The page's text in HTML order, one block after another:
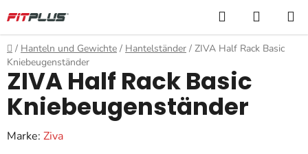
Inhalt
springen
Suchen
Startseite
/ Hanteln und Gewichte / Hantelständer / ZIVA Half Rack Basic
Kniebeugenständer
ZIVA Half Rack Basic
Kniebeugenständer
Marke: Ziva